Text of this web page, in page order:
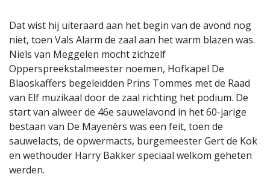
Dat wist hij uiteraard aan het begin van de avond nog
niet, toen Vals Alarm de zaal aan het warm blazen was.
Niels van Meggelen mocht zichzelf
Opperspreekstalmeester noemen, Hofkapel De
Blaoskaffers begeleidden Prins Tommes met de Raad
van Elf muzikaal door de zaal richting het podium. De
start van alweer de 46e sauwelavond in het 60-jarige
bestaan van De Mayenèrs was een feit, toen de
sauwelacts, de opwermacts, burgemeester Gert de Kok
en wethouder Harry Bakker speciaal welkom geheten
werden.